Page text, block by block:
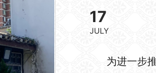
17
JULY
为进一步推